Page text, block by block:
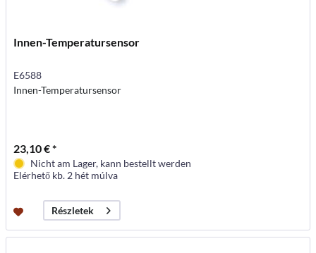
Innen-Temperatursensor
E6588
Innen-Temperatursensor
23,10 € *
Nicht am Lager, kann bestellt werden
Elérhető kb. 2 hét múlva
Részletek